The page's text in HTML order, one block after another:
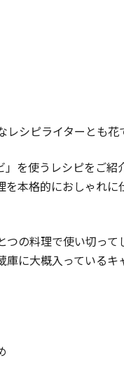
シピライターとも花
を使うレシピをご紹
本格的におしゃれ
の料理で使い切って
に大概入っている